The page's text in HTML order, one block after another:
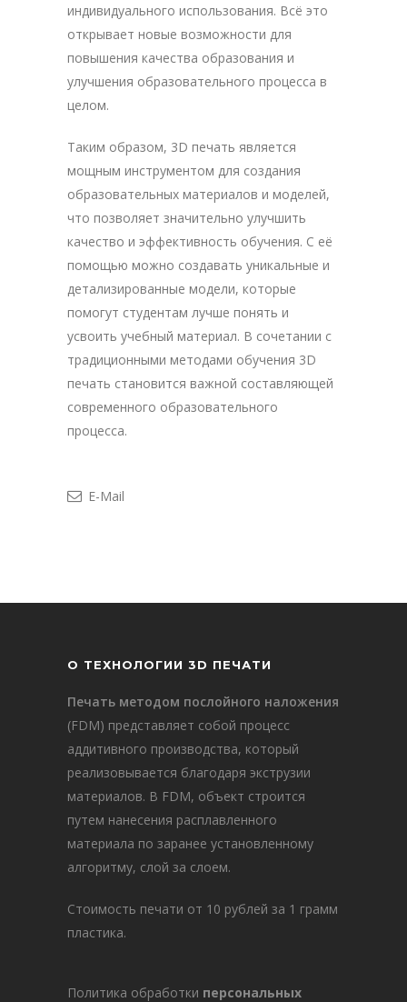
индивидуального использования. Всё это
открывает новые возможности для
повышения качества образования и
улучшения образовательного процесса в
целом.
Таким образом, 3D печать является
мощным инструментом для создания
образовательных материалов и моделей,
что позволяет значительно улучшить
качество и эффективность обучения. С её
помощью можно создавать уникальные и
детализированные модели, которые
помогут студентам лучше понять и
усвоить учебный материал. В сочетании с
традиционными методами обучения 3D
печать становится важной составляющей
современного образовательного
процесса.
E-Mail
О ТЕХНОЛОГИИ 3D ПЕЧАТИ
Печать методом послойного наложения
(FDM) представляет собой процесс
аддитивного производства, который
реализовывается благодаря экструзии
материалов. В FDM, объект строится
путем нанесения расплавленного
материала по заранее установленному
алгоритму, слой за слоем.
Стоимость печати от 10 рублей за 1 грамм
пластика.
Политика обработки персональных